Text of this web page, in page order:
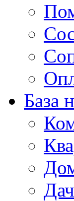
База